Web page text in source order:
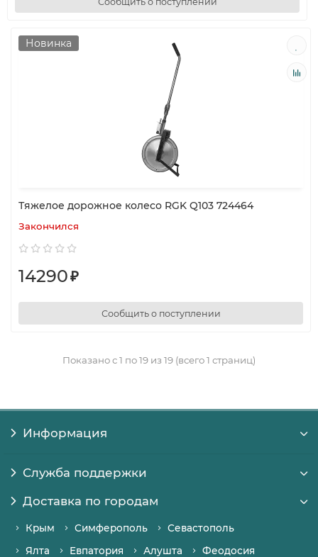
Новинка
Тяжелое дорожное колесо RGK Q103 724464
Закончился
14290₽
Сообщить о поступлении
Показано с 1 по 19 из 19 (всего 1 страниц)
Информация
Служба поддержки
Доставка по городам
Крым Симферополь
Севастополь
Ялта
Евпатория Алушта
Феодосия